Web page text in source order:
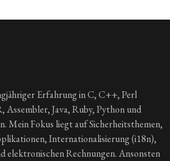
Erfahrung in C, C++, Perl
Assembler, Java, Ruby, Python und
Mein Fokus liegt auf Sicherheitsthemen,
Internationalisierung (i18n),
elektronischen Rechnungen. Ansonsten